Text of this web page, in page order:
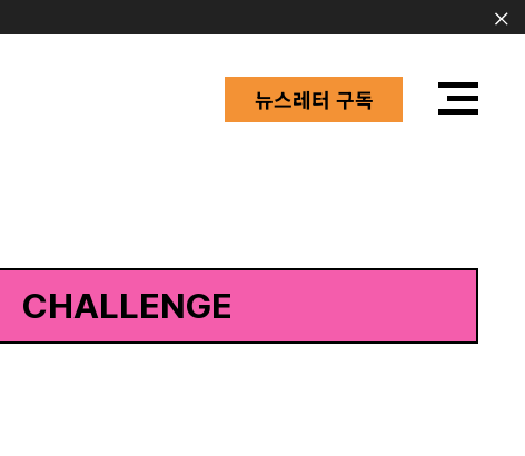
뉴스레터 구독
CHALLENGE